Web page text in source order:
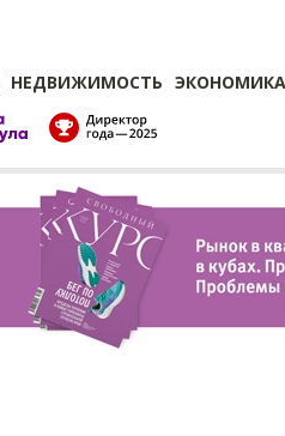
НЕДВИЖИМОСТЬ ЭКОНОМИКА